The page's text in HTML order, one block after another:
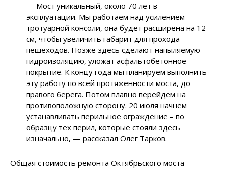
— Мост уникальный, около 70 лет в
эксплуатации. Мы работаем над усилением
тротуарной консоли, она будет расширена на 12
см, чтобы увеличить габарит для прохода
пешеходов. Позже здесь сделают напыляемую
гидроизоляцию, уложат асфальтобетонное
покрытие. К концу года мы планируем выполнить
эту работу по всей протяженности моста, до
правого берега. Потом плавно перейдем на
противоположную сторону. 20 июля начнем
устанавливать перильное ограждение – по
образцу тех перил, которые стояли здесь
изначально, — рассказал Олег Тарков.
Общая стоимость ремонта Октябрьского моста